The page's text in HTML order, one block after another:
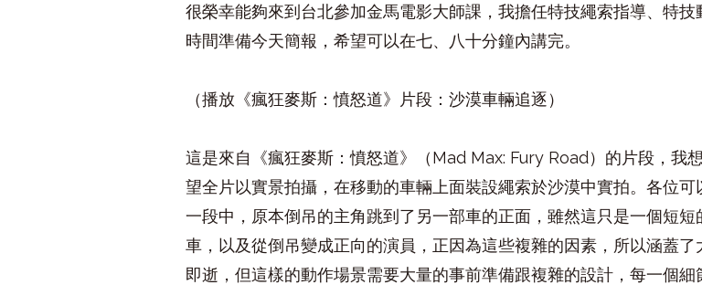
很榮幸能夠來到台北參加金馬電影大師課，我擔任特技繩索指導、特
時間準備今天簡報，希望可以在七、八十分鐘內講完。
（播放《瘋狂麥斯：憤怒道》片段：沙漠車輛追逐）
這是來自《瘋狂麥斯：憤怒道》（Mad Max: Fury Road）的片段，我
望全片以實景拍攝，在移動的車輛上面裝設繩索於沙漠中實拍。各位
一段中，原本倒吊的主角跳到了另一部車的正面，雖然這只是一個短
車，以及從倒吊變成正向的演員，正因為這些複雜的因素，所以涵蓋
即逝，但這樣的動作場景需要大量的事前準備跟複雜的設計，每一個細